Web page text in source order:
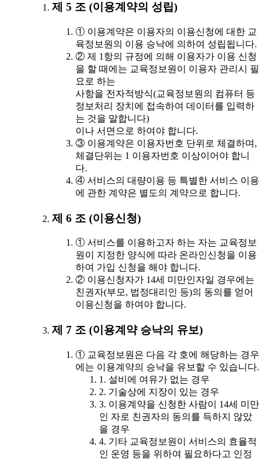
제 5 조 (이용계약의 성립)
① 이용계약은 이용자의 이용신청에 대한 교
육정보원의 이용 승낙에 의하여 성립됩니다.
② 제 1항의 규정에 의해 이용자가 이용 신청
을 할 때에는 교육정보원이 이용자 관리시 필
요로 하는
사항을 전자적방식(교육정보원의 컴퓨터 등
정보처리 장치에 접속하여 데이터를 입력하
는 것을 말합니다)
이나 서면으로 하여야 합니다.
③ 이용계약은 이용자번호 단위로 체결하며,
체결단위는 1 이용자번호 이상이어야 합니
다.
④ 서비스의 대량이용 등 특별한 서비스 이용
에 관한 계약은 별도의 계약으로 합니다.
제 6 조 (이용신청)
① 서비스를 이용하고자 하는 자는 교육정보
원이 지정한 양식에 따라 온라인신청을 이용
하여 가입 신청을 해야 합니다.
② 이용신청자가 14세 미만인자일 경우에는
친권자(부모, 법정대리인 등)의 동의를 얻어
이용신청을 하여야 합니다.
제 7 조 (이용계약 승낙의 유보)
① 교육정보원은 다음 각 호에 해당하는 경우
에는 이용계약의 승낙을 유보할 수 있습니다.
1. 설비에 여유가 없는 경우
2. 기술상에 지장이 있는 경우
3. 이용계약을 신청한 사람이 14세 미만
인 자로 친권자의 동의를 득하지 않았
을 경우
4. 기타 교육정보원이 서비스의 효율적
인 운영 등을 위하여 필요하다고 인정